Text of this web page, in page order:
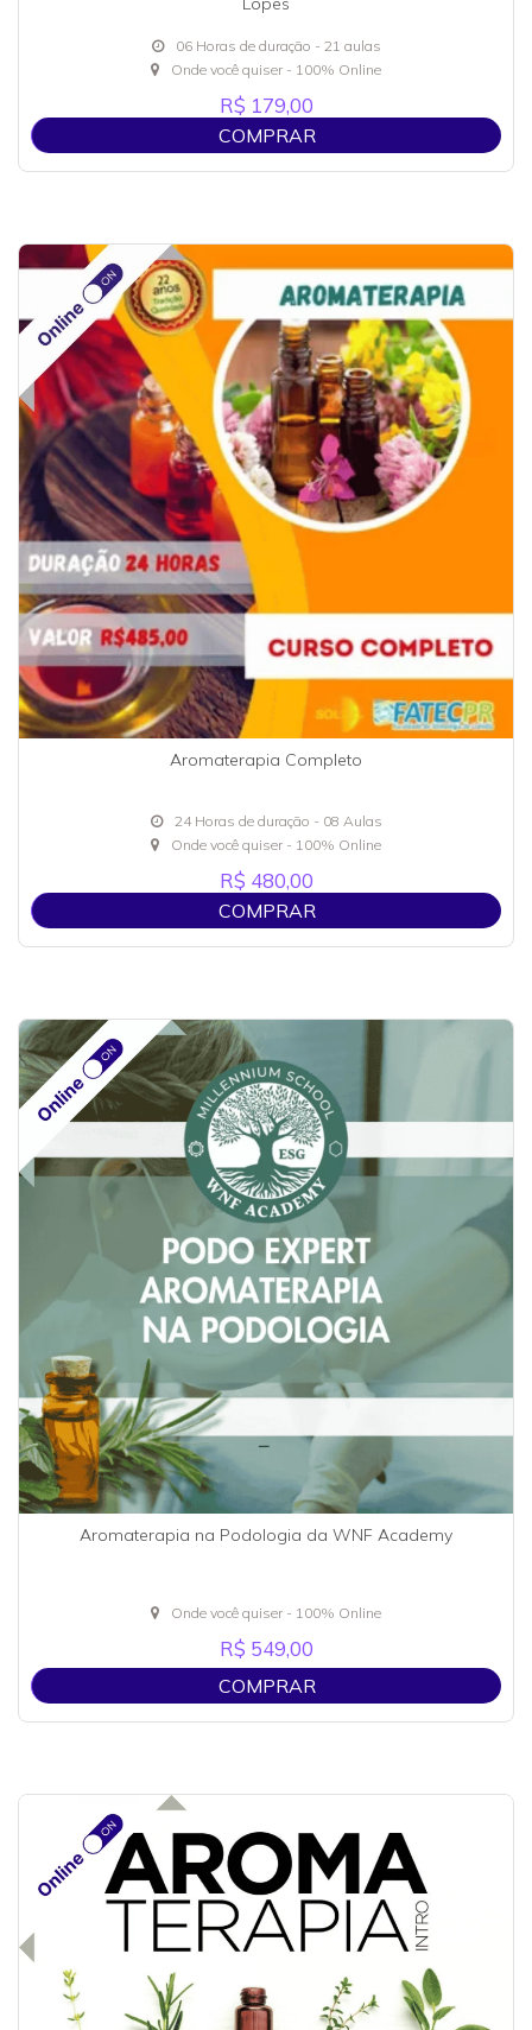
06 Horas de duração - 21 aulas
Onde você quiser - 100% Online
R$ 179,00
COMPRAR
Aromaterapia Completo
24 Horas de duração - 08 Aulas
Onde você quiser - 100% Online
R$ 480,00
COMPRAR
Aromaterapia na Podologia da WNF Academy
Onde você quiser - 100% Online
R$ 549,00
COMPRAR